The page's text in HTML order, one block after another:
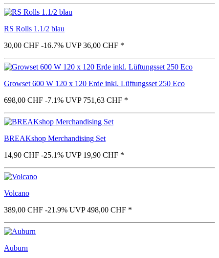
RS Rolls 1.1/2 blau
30,00 CHF -16.7% UVP 36,00 CHF *
Growset 600 W 120 x 120 Erde inkl. Lüftungsset 250 Eco
698,00 CHF -7.1% UVP 751,63 CHF *
BREAKshop Merchandising Set
14,90 CHF -25.1% UVP 19,90 CHF *
Volcano
389,00 CHF -21.9% UVP 498,00 CHF *
Auburn